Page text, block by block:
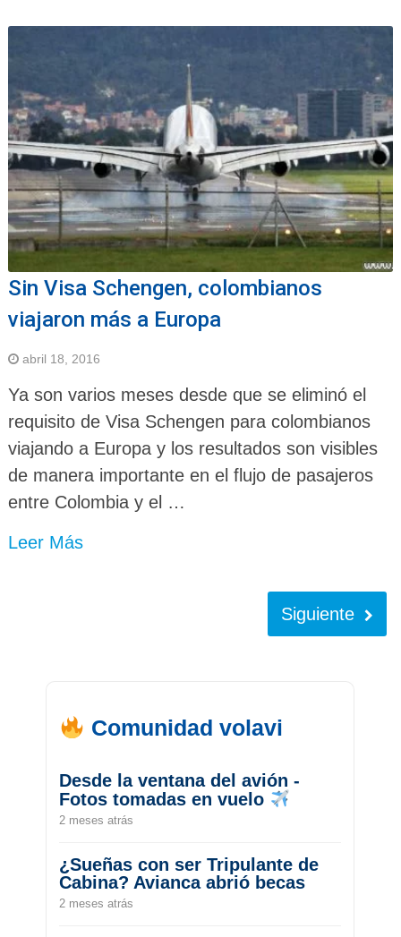
Sin Visa Schengen, colombianos
viajaron más a Europa
abril 18, 2016
Ya son varios meses desde que se eliminó el
requisito de Visa Schengen para colombianos
viajando a Europa y los resultados son visibles
de manera importante en el flujo de pasajeros
entre Colombia y el …
Leer Más
Siguiente
Comunidad volavi
Desde la ventana del avión -
Fotos tomadas en vuelo
2 meses atrás
¿Sueñas con ser Tripulante de
Cabina? Avianca abrió becas
2 meses atrás